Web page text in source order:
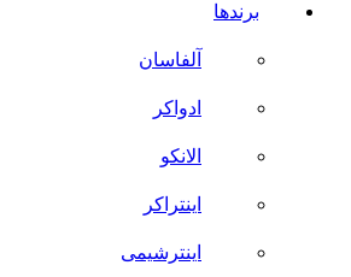
برندها
آلفاسان
ادواکر
الانکو
اینتراکر
اینترشیمی